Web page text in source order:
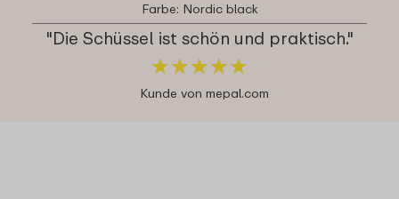
Farbe: Nordic black
"Die Schüssel ist schön und praktisch."
★★★★★
★★★★★
Kunde von mepal.com